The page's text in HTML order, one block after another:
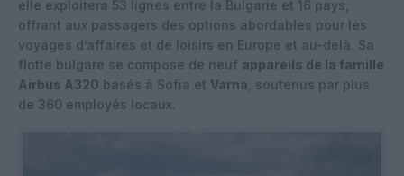
elle exploitera 53 lignes entre la Bulgarie et 16 pays,
offrant aux passagers des options abordables pour les
voyages d’affaires et de loisirs en Europe et au-delà. Sa
flotte bulgare se compose de neuf appareils de la famille
Airbus A320 basés à Sofia et Varna , soutenus par plus
de 360 employés locaux.